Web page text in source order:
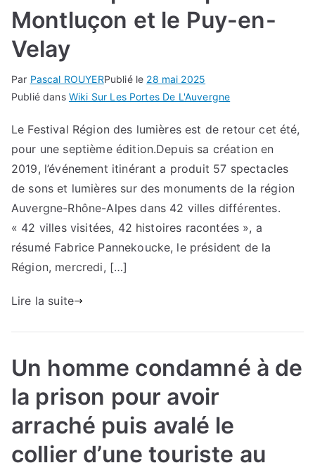
Montluçon et le Puy-en-
Velay
Par Pascal ROUYERPublié le 28 mai 2025
Publié dans Wiki Sur Les Portes De L'Auvergne
Le Festival Région des lumières est de retour cet été,
pour une septième édition.Depuis sa création en
2019, l’événement itinérant a produit 57 spectacles
de sons et lumières sur des monuments de la région
Auvergne-Rhône-Alpes dans 42 villes différentes.
« 42 villes visitées, 42 histoires racontées », a
résumé Fabrice Pannekoucke, le président de la
Région, mercredi, […]
Lire la suite
Un homme condamné à de
la prison pour avoir
arraché puis avalé le
collier d’une touriste au